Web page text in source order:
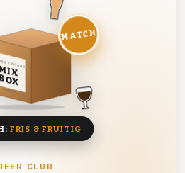
CLUB
MAAND
8 BIEREN
MATCH
FRIS & FRUITIG